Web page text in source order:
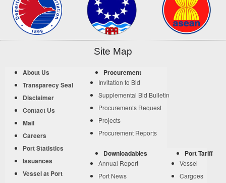
Site Map
About Us
Transparecy Seal
Disclaimer
Contact Us
Mail
Careers
Port Statistics
Issuances
Vessel at Port
Procurement
Invitation to Bid
Supplemental Bid Bulletin
Procurements Request
Projects
Procurement Reports
Downloadables
Annual Report
Port News
Port Tariff
Vessel
Cargoes